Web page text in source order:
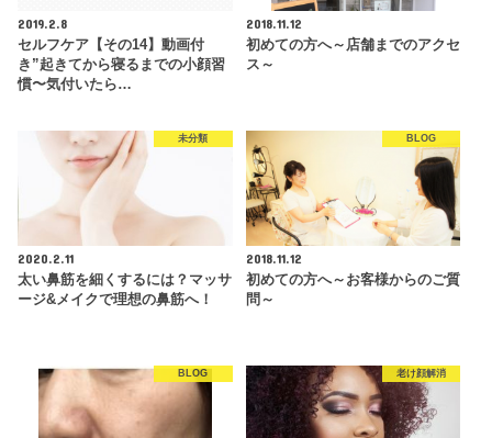
2019.2.8
セルフケア【その14】動画付
き”起きてから寝るまでの小顔習
慣〜気付いたら…
2018.11.12
初めての方へ～店舗までのアクセ
ス～
未分類
2020.2.11
太い鼻筋を細くするには？マッサ
ージ&メイクで理想の鼻筋へ！
BLOG
2018.11.12
初めての方へ～お客様からのご質
問～
BLOG 老け顔解消